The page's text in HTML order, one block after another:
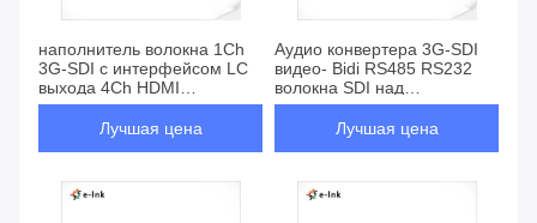
наполнитель волокна 1Ch
3G-SDI с интерфейсом LC
выхода 4Ch HDMI
симплексным
Лучшая цена
Аудио конвертера 3G-SDI
видео- Bidi RS485 RS232
волокна SDI над
конвертером волокна
Лучшая цена